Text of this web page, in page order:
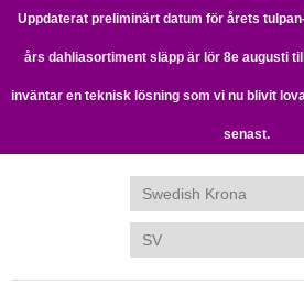
Uppdaterat preliminärt datum för årets
års dahliasortiment släpp är lör 8e augusti
inväntar en teknisk lösning som vi nu blivit
senast.